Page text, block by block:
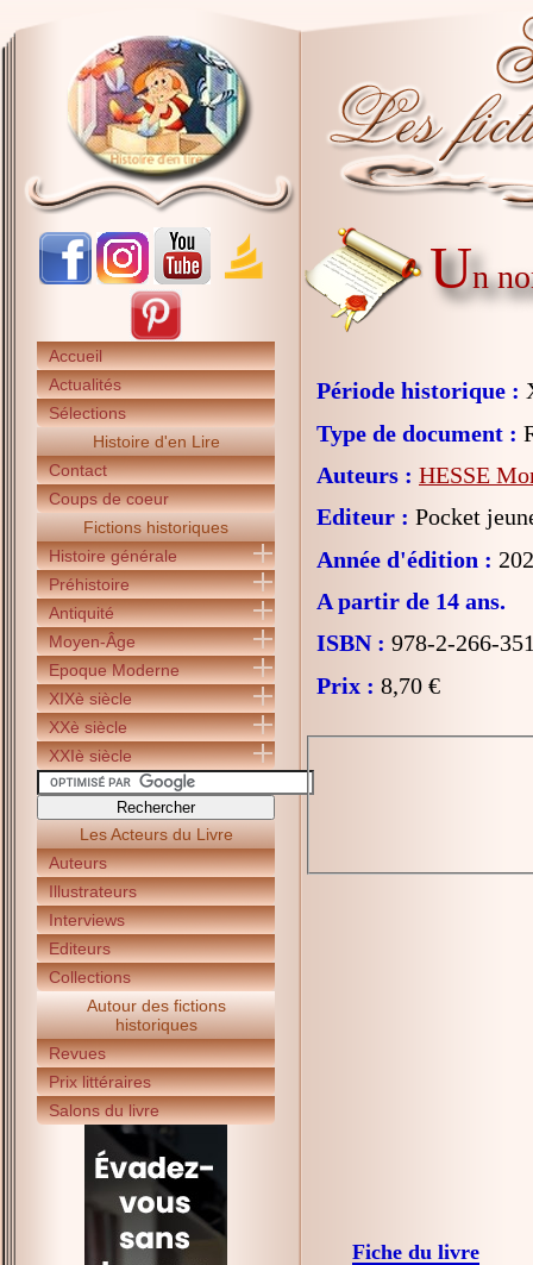
Accueil
Actualités
Sélections
Histoire d'en Lire
Contact
Coups de coeur
Fictions historiques
Histoire générale
Préhistoire
Antiquité
Moyen-Âge
Epoque Moderne
XIXè siècle
XXè siècle
XXIè siècle
Les Acteurs du Livre
Auteurs
Illustrateurs
Interviews
Editeurs
Collections
Autour des fictions
historiques
Revues
Prix littéraires
Salons du livre
Un
Période historique :
Type de document :
Auteurs : HESSE
Editeur : Pocket
Année d'édition :
A partir de 14 ans.
ISBN : 978-2-266-
Prix : 8,70 €
Fiche du livre